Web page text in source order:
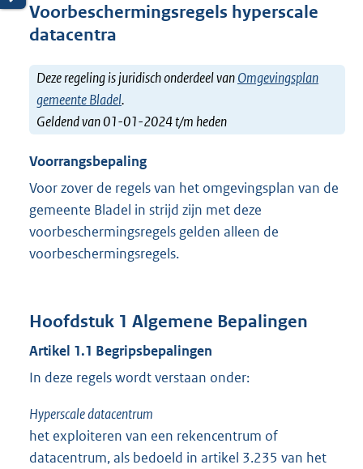
Voorbeschermingsregels hyperscale
datacentra
Deze regeling is juridisch onderdeel vanOmgevingsplan
gemeente Bladel.
Geldend van 01-01-2024 t/m heden
Voorrangsbepaling
Voor zover de regels van het omgevingsplan van de
gemeente Bladel in strijd zijn met deze
voorbeschermingsregels gelden alleen de
voorbeschermingsregels.
Hoofdstuk 1 Algemene Bepalingen
Artikel 1.1 Begripsbepalingen
In deze regels wordt verstaan onder:
Hyperscale datacentrum
het exploiteren van een rekencentrum of
datacentrum, als bedoeld in artikel 3.235 van het